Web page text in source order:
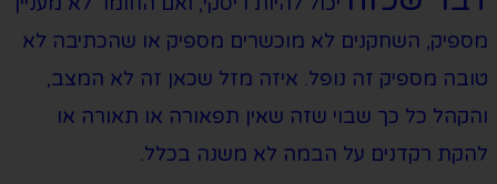
מספיק, השחקנים לא מוכשרים מספיק או שהכתיבה לא
טובה מספיק זה נופל. איזה מזל שכאן זה לא המצב,
והקהל כל כך שבוי שזה שאין תפאורה או תאורה או
להקת רקדנים על הבמה לא משנה בכלל.